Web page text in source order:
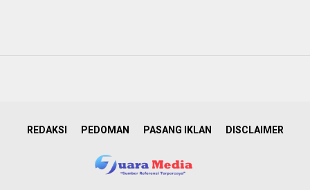
REDAKSI PEDOMAN PASANG IKLAN DISCLAIMER